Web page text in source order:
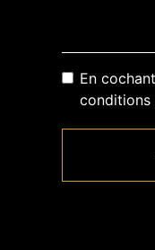
En
conditions